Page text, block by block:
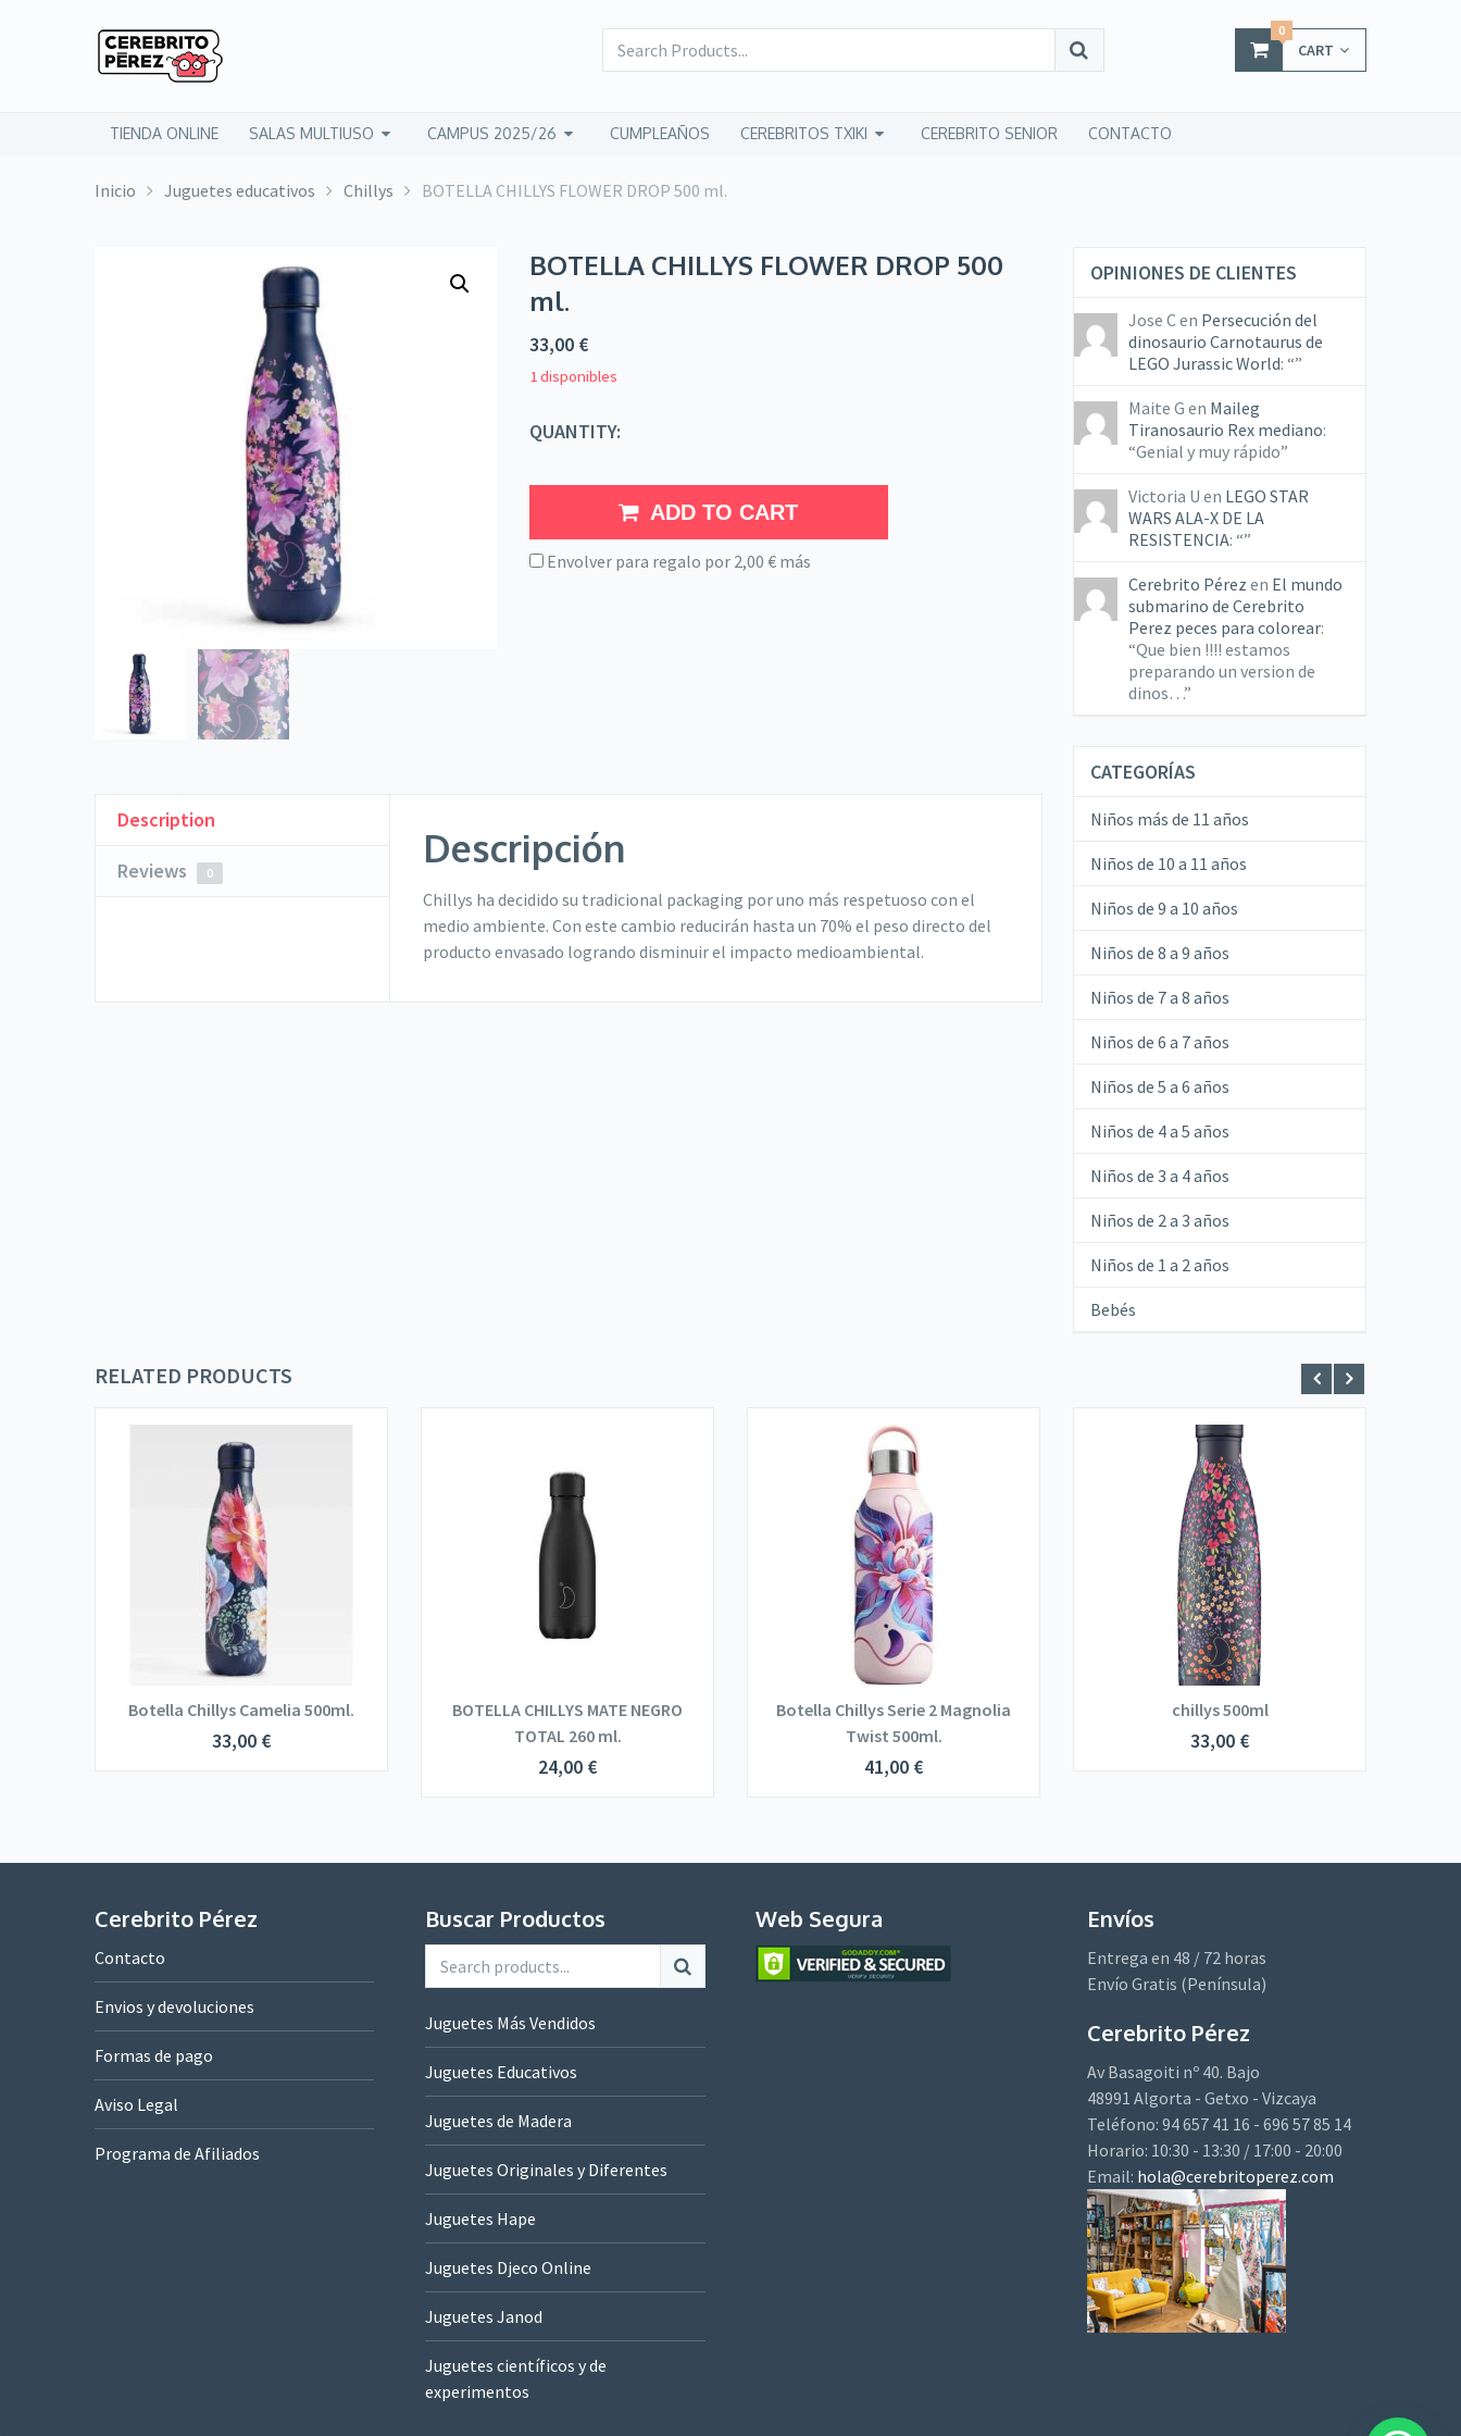
CART
0
TIENDA ONLINE SALAS MULTIUSO CAMPUS 2025/26 CUMPLEAÑOS CEREBRITOS TXIKI CEREBRITO SENIOR CONTACTO
Inicio Juguetes educativos Chillys BOTELLA CHILLYS FLOWER DROP 500 ml.
BOTELLA CHILLYS FLOWER DROP 500
ml.
33,00 €
1 disponibles
QUANTITY:
ADD TO CART
Envolver para regalo por 2,00 €más
Description
Reviews 0
Descripción
Chillys ha decidido su tradicional packaging por uno más respetuoso con el
medio ambiente. Con este cambio reducirán hasta un 70% el peso directo del
producto envasado logrando disminuir el impacto medioambiental.
OPINIONES DE CLIENTES
Jose Cen Persecución del
dinosaurio Carnotaurus de
LEGO Jurassic World: “”
Maite G en Maileg
Tiranosaurio Rex mediano:
“Genial y muy rápido”
Victoria U en LEGO STAR
WARS ALA-X DE LA
RESISTENCIA: “”
Cerebrito Pérez en El mundo
submarino de Cerebrito
Perez peces para colorear:
“Que bien !!!! estamos
preparando un version de
dinos…”
CATEGORÍAS
Niños más de 11 años
Niños de 10 a 11 años
Niños de 9 a 10 años
Niños de 8 a 9 años
Niños de 7 a 8 años
Niños de 6 a 7 años
Niños de 5 a 6 años
Niños de 4 a 5 años
Niños de 3 a 4 años
Niños de 2 a 3 años
Niños de 1 a 2 años
Bebés
RELATED PRODUCTS
Botella Chillys Camelia 500ml.
33,00 €
BOTELLA CHILLYS MATE NEGRO
TOTAL 260 ml.
24,00 €
Botella Chillys Serie 2 Magnolia
Twist 500ml.
41,00 €
chillys 500ml
33,00 €
Cerebrito Pérez
Contacto
Envios y devoluciones
Formas de pago
Aviso Legal
Programa de Afiliados
Buscar Productos
Juguetes Más Vendidos
Juguetes Educativos
Juguetes de Madera
Juguetes Originales y Diferentes
Juguetes Hape
Juguetes Djeco Online
Juguetes Janod
Juguetes científicos y de
experimentos
Web Segura Envíos
Entrega en 48 / 72 horas
Envío Gratis (Península)
Cerebrito Pérez
Av Basagoiti nº 40. Bajo
48991 Algorta - Getxo - Vizcaya
Teléfono: 94 657 41 16 - 696 57 85 14
Horario: 10:30 - 13:30 / 17:00 - 20:00
Email: hola@cerebritoperez.com